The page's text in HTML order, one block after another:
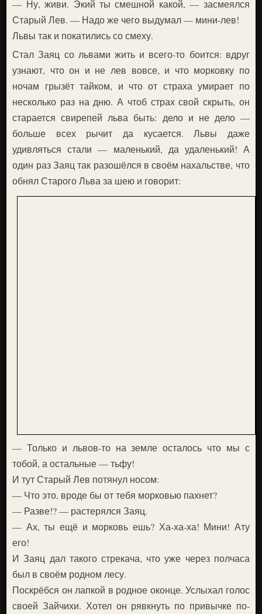
— Ну, живи. Экий ты смешной какой, — засмеялся
Старый Лев. — Надо же чего выдумал — мини-лев!
Львы так и покатились со смеху.
Стал Заяц со львами жить и всего-то боится: вдруг
узнают, что он и не лев вовсе, и что морковку по
ночам грызёт тайком, и что от страха умирает по
несколько раз на дню. А чтоб страх свой скрыть, он
старается свирепей льва быть: дело и не дело —
больше всех рычит да кусается. Львы даже
удивляться стали — маленький, да удаленький! А
один раз Заяц так разошёлся в своём нахальстве, что
обнял Старого Льва за шею и говорит:
— Только и львов-то на земле осталось что мы с
тобой, а остальные — тьфу!
И тут Старый Лев потянул носом:
— Что это, вроде бы от тебя морковью пахнет?
— Разве!? — растерялся Заяц.
— Ах, ты ещё и морковь ешь? Ха-ха-ха! Мини! Ату
его!
И Заяц дал такого стрекача, что уже через полчаса
был в своём родном лесу.
Поскрёбся он лапкой в родное оконце. Услыхал голос
своей Зайчихи. Хотел он рявкнуть по привычке по-